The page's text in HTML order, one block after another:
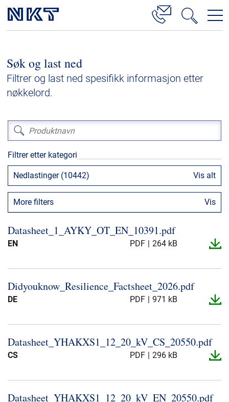
Høyspenningskabelløsninger
Kabelservice
Lavspenning
Høyspenningskabeltilbehør
Mellomspenningskabeltilbehør
Referanser
Nedlastinger
Presse og arrangementer
NKT ved første øyekast
Bærekraft
Søk og last ned
Filtrer og last ned spesifikk informasjon etter
nøkkelord.
Filtrer etter kategori
Nedlastinger (10442) Vis alt
More filters Vis
Datasheet_​1_​AYKY_​OT_​EN_​10391.​pdf
EN PDF 264 kB
Didyouknow_​Resilience_​Factsheet_​2026.​pdf
DE PDF 971 kB
Datasheet_​YHAKXS1_​12_​20_​kV_​CS_​20550.​pdf
CS PDF 296 kB
Datasheet_​YHAKXS1_​12_​20_​kV_​EN_​20550.​pdf